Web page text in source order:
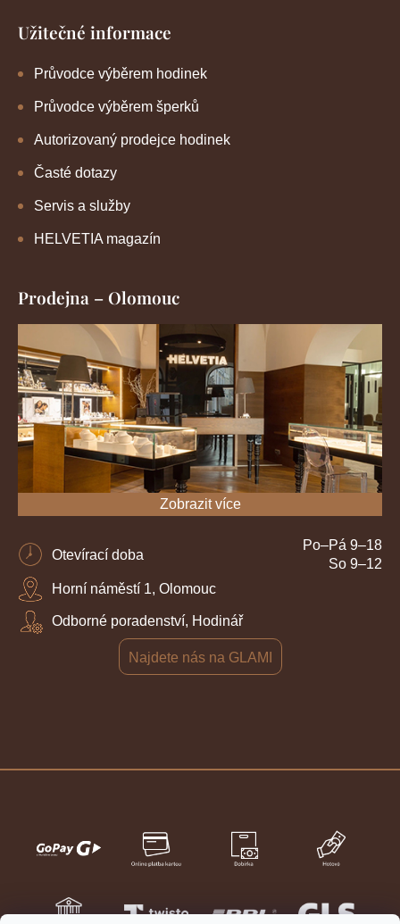
Užitečné informace
Průvodce výběrem hodinek
Průvodce výběrem šperků
Autorizovaný prodejce hodinek
Časté dotazy
Servis a služby
HELVETIA magazín
Prodejna – Olomouc
Zobrazit více
Otevírací doba
Po–Pá 9–18
So 9–12
Horní náměstí 1, Olomouc
Odborné poradenství, Hodinář
Najdete nás na GLAMI